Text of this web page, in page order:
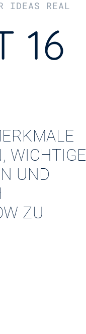
IDEAS REAL
16
WICHTIGE
UND
ZU